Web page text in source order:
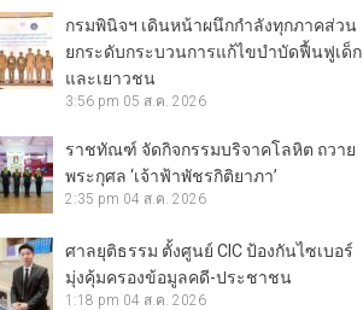
กรมพินิจฯ เดินหน้าผนึกกำลังทุกภาคส่วน
ยกระดับกระบวนการแก้ไขบำบัดฟื้นฟูเด็ก
และเยาวชน
3:56 pm 05 ส.ค. 2026
ราชทัณฑ์ จัดกิจกรรมบริจาคโลหิต ถวาย
พระกุศล ‘เจ้าฟ้าพัชรกิติยาภา’
2:35 pm 04 ส.ค. 2026
ศาลยุติธรรม ตั้งศูนย์ CIC ป้องกันไซเบอร์
มุ่งคุ้มครองข้อมูลคดี-ประชาชน
1:18 pm 04 ส.ค. 2026